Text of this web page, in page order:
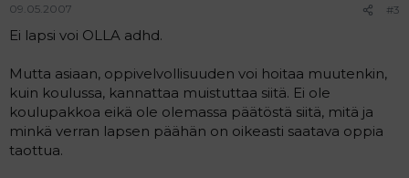
09.05.2007 #3
Ei lapsi voi OLLA adhd.
Mutta asiaan, oppivelvollisuuden voi hoitaa muutenkin,
kuin koulussa, kannattaa muistuttaa siitä. Ei ole
koulupakkoa eikä ole olemassa päätöstä siitä, mitä ja
minkä verran lapsen päähän on oikeasti saatava oppia
taottua.